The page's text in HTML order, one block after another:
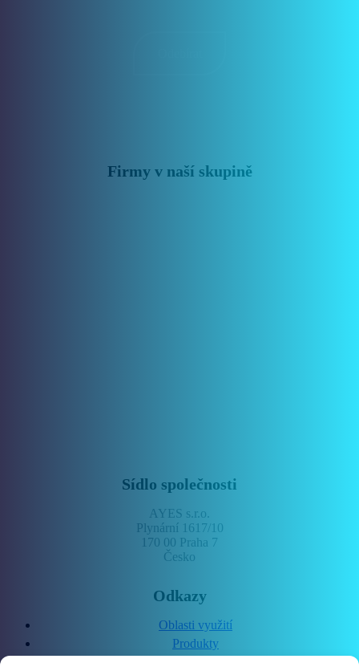
Firmy v naší skupině
Sídlo společnosti
AYES s.r.o.
Plynární 1617/10
170 00 Praha 7
Česko
Odkazy
Oblasti využití
Produkty